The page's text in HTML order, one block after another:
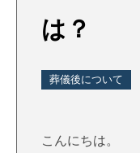
は？
葬儀後について
こんにちは。